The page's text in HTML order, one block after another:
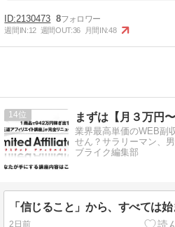
2130473 8
週間IN:12 週間OUT:36 月間IN:48
14
業界最高単価のWEB副
せん？サラリーマン、
ブライク編集部
「信じること」から、すべては
2日前